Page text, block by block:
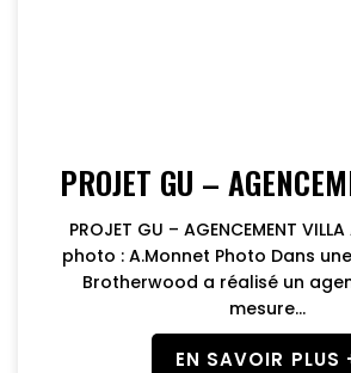
PROJET GU –
PROJET GU – AGENCEMENT
photo : A.Monnet Photo Dans
Brotherwood a réalisé un
mesure...
EN SAVOIR PLUS